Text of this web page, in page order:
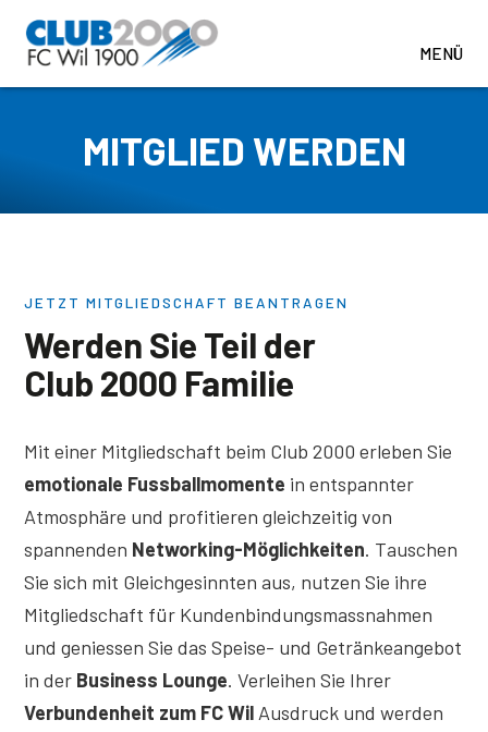
MITGLIED WERDEN
JETZT MITGLIEDSCHAFT BEANTRAGEN
Werden Sie Teil der
Club 2000 Familie
Mit einer Mitgliedschaft beim Club 2000 erleben Sie
emotionale Fussballmomente in entspannter
Atmos­phäre und profitieren gleichzeitig von
spannenden Networking-Möglichkeiten. Tauschen
Sie sich mit Gleichgesinnten aus, nutzen Sie ihre
Mitgliedschaft für Kundenbindungs­massnahmen
und geniessen Sie das Speise- und Getränkeangebot
in der Business Lounge. Verleihen Sie Ihrer
Verbundenheit zum FC Wil Ausdruck und werden